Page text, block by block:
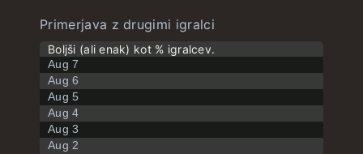
Primerjava z drugimi igralci
Boljši (ali enak) kot % igralcev.
Aug 7
Aug 6
Aug 5
Aug 4
Aug 3
Aug 2